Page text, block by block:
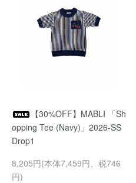
【30%OFF】MABLI 「Sh
opping Tee (Navy)」2026-SS
Drop1
8,205円(本体7,459円、税746
円)